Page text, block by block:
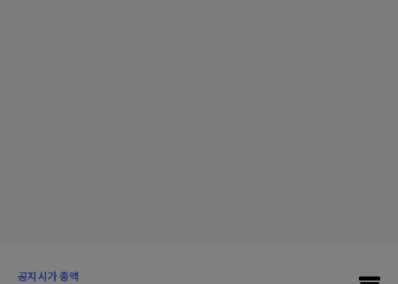
공지시가 총액